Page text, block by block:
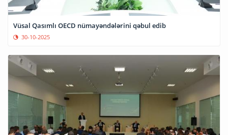
Vüsal Qasımlı OECD nümayəndələrini qəbul edib
30-10-2025